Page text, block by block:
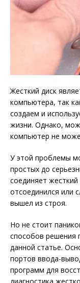
Жесткий диск
компьютера, так
создаем и
жизни. Однако,
компьютер не
У этой проблемы
простых до
соединяет
отсоединился или
вышел из строя.
Но не стоит
способов решения
данной статье.
портов ввода-
программ для
диагностика